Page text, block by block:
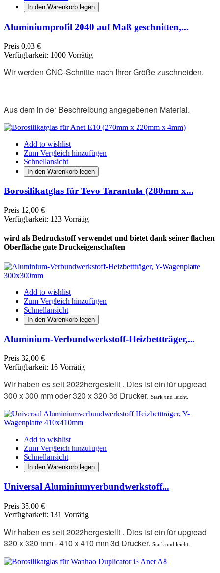
In den Warenkorb legen
Aluminiumprofil 2040 auf Maß geschnitten,...
Preis 0,03 €
Verfügbarkeit: 1000 Vorrätig
Wir werden CNC-Schnitte nach Ihrer Größe zuschneiden.
Aus dem in der Beschreibung angegebenen Material.
Add to wishlist
Zum Vergleich hinzufügen
Schnellansicht
In den Warenkorb legen
Borosilikatglas für Tevo Tarantula (280mm x...
Preis 12,00 €
Verfügbarkeit: 123 Vorrätig
wird als Bedruckstoff verwendet und bietet dank seiner flachen
Oberfläche gute Druckeigenschaften
Add to wishlist
Zum Vergleich hinzufügen
Schnellansicht
In den Warenkorb legen
Aluminium-Verbundwerkstoff-Heizbettträger,...
Preis 32,00 €
Verfügbarkeit: 16 Vorrätig
Wir haben esseit 2022hergestellt . Dies ist ein für upgread
300 x 300 mmoder 320 x 320 3d Drucker. Stark und leicht.
Add to wishlist
Zum Vergleich hinzufügen
Schnellansicht
In den Warenkorb legen
Universal Aluminiumverbundwerkstoff...
Preis 35,00 €
Verfügbarkeit: 131 Vorrätig
Wir haben esseit 2022hergestellt . Dies ist ein für upgread
320 x 320 mm - 410 x 410 mm 3d Drucker. Stark und leicht.